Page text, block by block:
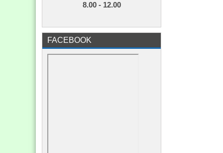
8.00 - 12.00
FACEBOOK